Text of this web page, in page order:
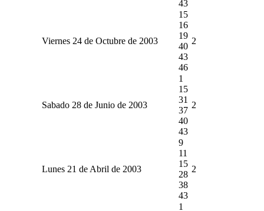
43
Viernes 24 de Octubre de 2003
15
16
19
40
43
46
2
Sabado 28 de Junio de 2003
1
15
31
37
40
43
2
Lunes 21 de Abril de 2003
9
11
15
28
38
43
2
1